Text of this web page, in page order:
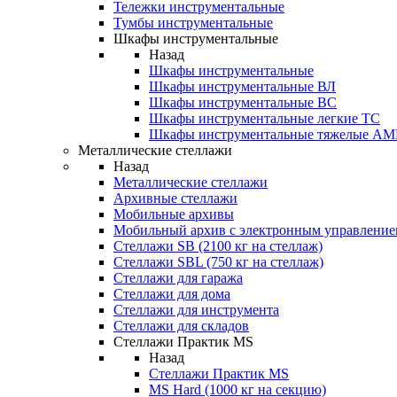
Тележки инструментальные
Тумбы инструментальные
Шкафы инструментальные
Назад
Шкафы инструментальные
Шкафы инструментальные ВЛ
Шкафы инструментальные ВС
Шкафы инструментальные легкие ТС
Шкафы инструментальные тяжелые
Металлические стеллажи
Назад
Металлические стеллажи
Архивные стеллажи
Мобильные архивы
Мобильный архив с электронным
Стеллажи SB (2100 кг на стеллаж)
Стеллажи SBL (750 кг на стеллаж)
Стеллажи для гаража
Стеллажи для дома
Стеллажи для инструмента
Стеллажи для складов
Стеллажи Практик MS
Назад
Стеллажи Практик MS
MS Hard (1000 кг на секцию)